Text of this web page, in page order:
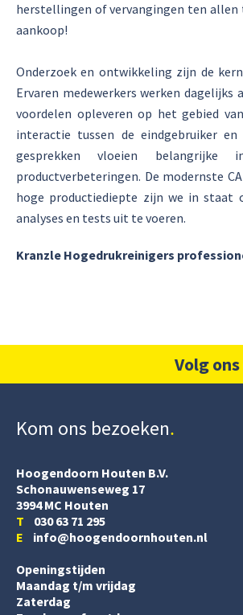
herstellingen of vervangingen ten allen
aankoop!
Onderzoek en ontwikkeling zijn de
Ervaren medewerkers werken dagelijks
voordelen opleveren op het gebied
interactie tussen de eindgebruiker
gesprekken vloeien
productverbeteringen. De modernste
hoge productiediepte zijn we in staat
analyses en tests uit te voeren.
Kranzle Hogedrukreinigers
Volg
Kom ons bezoeken
Hoogendoorn Houten B.V.
Schonauwenseweg 17
3994 MC Houten
T 030 63 71 295
E info@hoogendoornhouten.nl
Openingstijden
Maandag t/m vrijdag
Zaterdag